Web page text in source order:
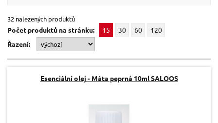
32 nalezených produktů
Počet produktů na stránku: 15 30 60
120
Řazení:
Esenciální olej - Máta peprná 10ml SALOOS